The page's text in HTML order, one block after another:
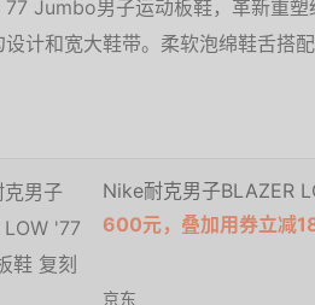
Jumbo男子运动板鞋，革新重
计和宽大鞋带。柔软泡绵鞋舌搭
Nike耐克男子BLAZER
600元，叠加用券立减
京东